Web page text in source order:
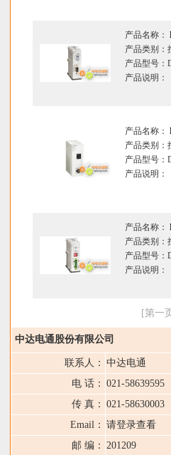
产品名称：
产品类别：
产品型号：
产品说明：
产品名称：
产品类别：
产品型号：
产品说明：
产品名称：
产品类别：
产品型号：
产品说明：
[第一
中达电通股份有限公司
联系人： 中达电通
电 话： 021-58639595
传 真： 021-58630003
Email： 请登录查看
邮 编： 201209